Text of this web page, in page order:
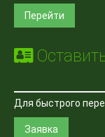
Перейти
Для быстрого
Заявка